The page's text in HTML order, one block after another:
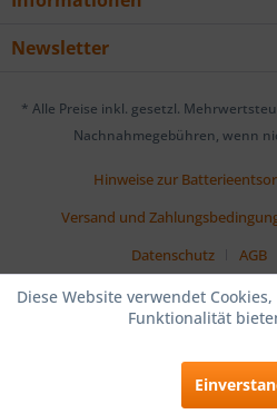
Newsletter
* Alle Preise inkl. gesetzl.
Nachnahmegebühren, wenn
Hinweise zur
Versand und
Datenschutz
AGB
Diese Website verwendet
Funktionalität